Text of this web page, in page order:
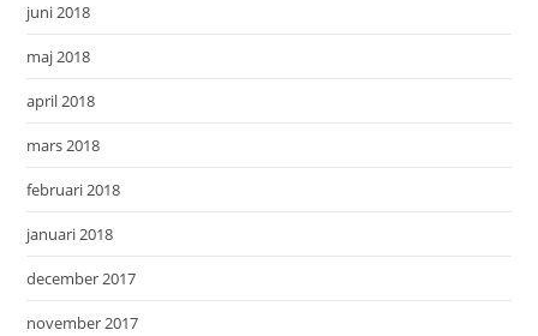
juni 2018
maj 2018
april 2018
mars 2018
februari 2018
januari 2018
december 2017
november 2017